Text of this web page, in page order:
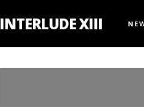
INTERLUDE XIII